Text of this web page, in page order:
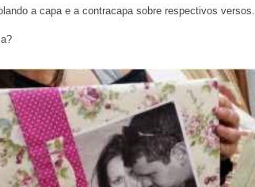
a capa e a contracapa sobre respectivos versos.